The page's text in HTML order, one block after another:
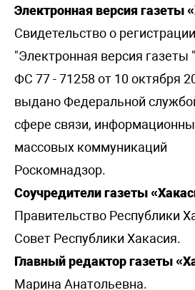
Электронная версия газеты
Свидетельство о
"Электронная версия
ФС 77 - 71258 от 10 октября
выдано Федеральной
сфере связи,
массовых коммуникаций
Роскомнадзор.
Соучредители газеты
Правительство Республики
Совет Республики Хакасия.
Главный редактор газеты
Марина Анатольевна.